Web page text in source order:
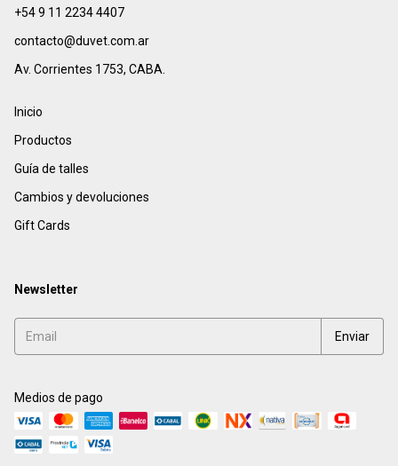
+54 9 11 2234 4407
contacto@duvet.com.ar
Av. Corrientes 1753, CABA.
Inicio
Productos
Guía de talles
Cambios y devoluciones
Gift Cards
Newsletter
Medios de pago